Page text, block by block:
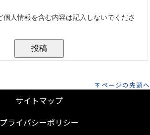
ページの先頭へ
サイトマップ
プライバシーポリシー